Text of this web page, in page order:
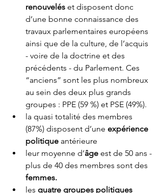
renouvelés et disposent donc
d’une bonne connaissance des
travaux parlementaires européens
ainsi que de la culture, de l’acquis
- voire de la doctrine et des
précédents - du Parlement. Ces
“anciens” sont les plus nombreux
au sein des deux plus grands
groupes : PPE (59 %) et PSE (49%).
la quasi totalité des membres
(87%) disposent d’une expérience
politique antérieure
leur moyenne d’âge est de 50 ans -
plus de 40 des membres sont des
femmes.
les quatre groupes politiques